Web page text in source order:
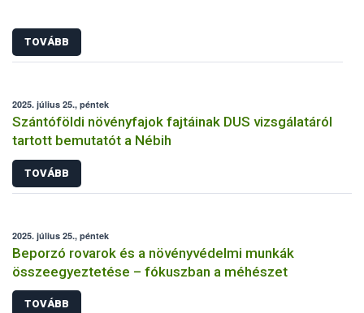
TOVÁBB
2025. július 25., péntek
Szántóföldi növényfajok fajtáinak DUS vizsgálatáról
tartott bemutatót a Nébih
TOVÁBB
2025. július 25., péntek
Beporzó rovarok és a növényvédelmi munkák
összeegyeztetése – fókuszban a méhészet
TOVÁBB